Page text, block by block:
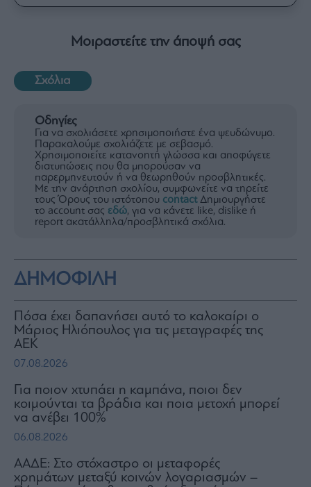
Μοιραστείτε την άποψή σας
Σχόλια
Οδηγίες
Για να σχολιάσετε χρησιμοποιήστε ένα ψευδώνυμο.
Παρακαλούμε σχολιάζετε με σεβασμό.
Χρησιμοποιείτε κατανοητή γλώσσα και αποφύγετε
διατυπώσεις που θα μπορούσαν να
παρερμηνευτούν ή να θεωρηθούν προσβλητικές.
Με την ανάρτηση σχολίου, συμφωνείτε να τηρείτε
τους Όρους του ιστότοπου contactΔημιουργήστε
το account σας εδώ, για να κάνετε like, dislike ή
report ακατάλληλα/προσβλητικά σχόλια.
ΔΗΜΟΦΙΛΗ
Πόσα έχει δαπανήσει αυτό το καλοκαίρι ο
Μάριος Ηλιόπουλος για τις μεταγραφές της
ΑΕΚ
07.08.2026
Για ποιον χτυπάει η καμπάνα, ποιοι δεν
κοιμούνται τα βράδια και ποια μετοχή μπορεί
να ανέβει 100%
06.08.2026
ΑΑΔΕ: Στο στόχαστρο οι μεταφορές
χρημάτων μεταξύ κοινών λογαριασμών –